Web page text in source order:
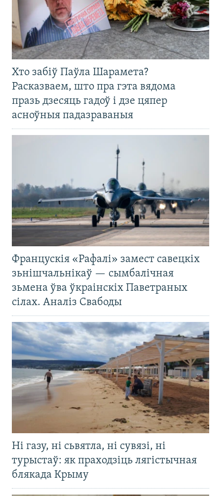
Хто забіў Паўла Шарамета?
Расказваем, што пра гэта вядома
празь дзесяць гадоў і дзе цяпер
асноўныя падазраваныя
Францускія «Рафалі» замест савецкіх
зьнішчальнікаў — сымбалічная
зьмена ўва ўкраінскіх Паветраных
сілах. Аналіз Свабоды
Ні газу, ні сьвятла, ні сувязі, ні
турыстаў: як праходзіць лягістычная
блякада Крыму